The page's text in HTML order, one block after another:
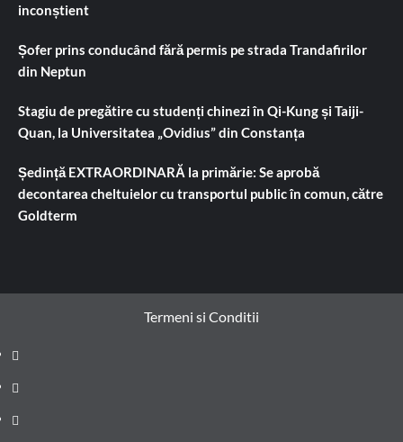
inconștient
Șofer prins conducând fără permis pe strada Trandafirilor
din Neptun
Stagiu de pregătire cu studenți chinezi în Qi-Kung și Taiji-
Quan, la Universitatea „Ovidius” din Constanța
Ședință EXTRAORDINARĂ la primărie: Se aprobă
decontarea cheltuielor cu transportul public în comun, către
Goldterm
Termeni si Conditii
Prima
pagină
Știri
de
Administrație